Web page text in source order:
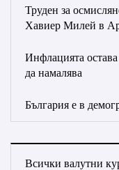
Труден за
Хавиер Милей в
Инфлацията
да намалява
България е в
Всички валутни